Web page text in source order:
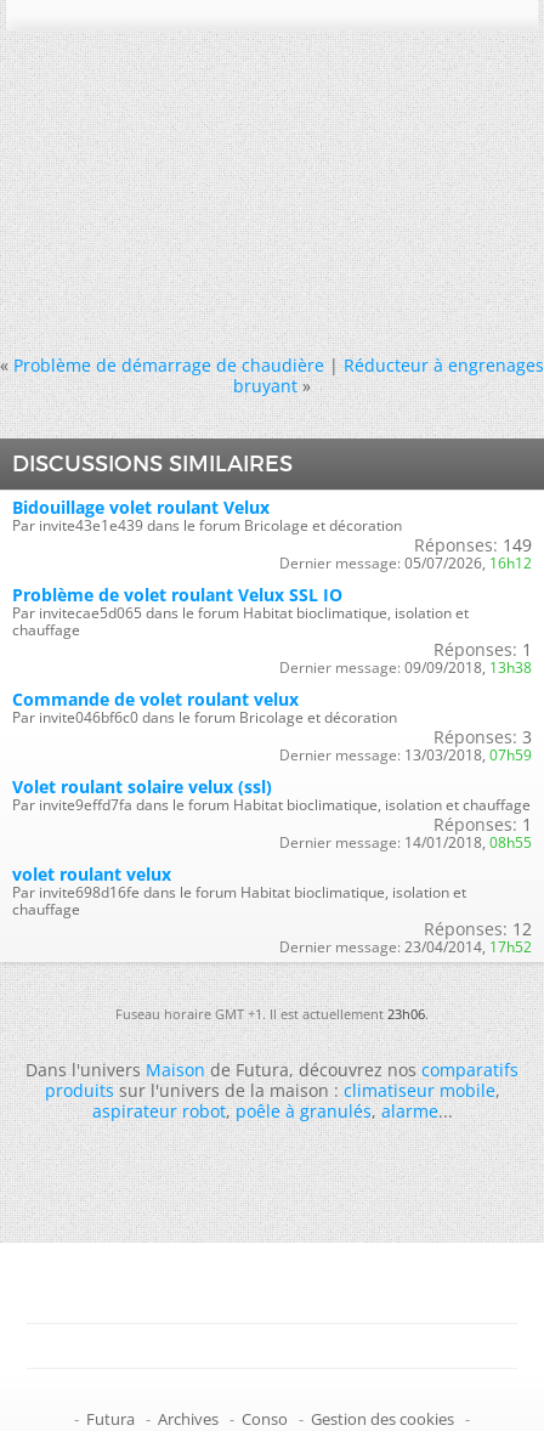
« Problème de démarrage de chaudière|Réducteur à engrenages
bruyant »
DISCUSSIONS SIMILAIRES
Bidouillage volet roulant Velux
Par invite43e1e439 dans le forum Bricolage et décoration
Réponses: 149
Dernier message: 05/07/2026, 16h12
Problème de volet roulant Velux SSL IO
Par invitecae5d065 dans le forum Habitat bioclimatique, isolation et
chauffage
Réponses: 1
Dernier message: 09/09/2018, 13h38
Commande de volet roulant velux
Par invite046bf6c0 dans le forum Bricolage et décoration
Réponses: 3
Dernier message: 13/03/2018, 07h59
Volet roulant solaire velux (ssl)
Par invite9effd7fa dans le forum Habitat bioclimatique, isolation et chauffage
Réponses: 1
Dernier message: 14/01/2018, 08h55
volet roulant velux
Par invite698d16fe dans le forum Habitat bioclimatique, isolation et
chauffage
Réponses: 12
Dernier message: 23/04/2014, 17h52
Fuseau horaire GMT +1. Il est actuellement 23h06.
Dans l'universMaisonde Futura, découvrez noscomparatifs
produitssur l'univers de la maison :climatiseur mobile,
aspirateur robot,poêle à granulés,alarme...
- Futura - Archives - Conso - Gestion des cookies -